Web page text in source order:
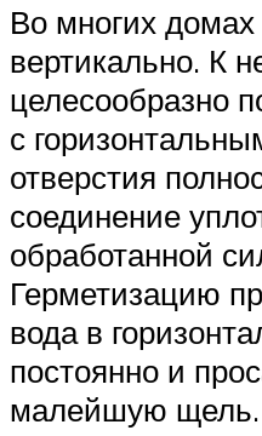
Во многих домах
вертикально. К
целесообразно
с
отверстия
соединение
обработанной
Герметизацию
вода в
постоянно и
малейшую щель.